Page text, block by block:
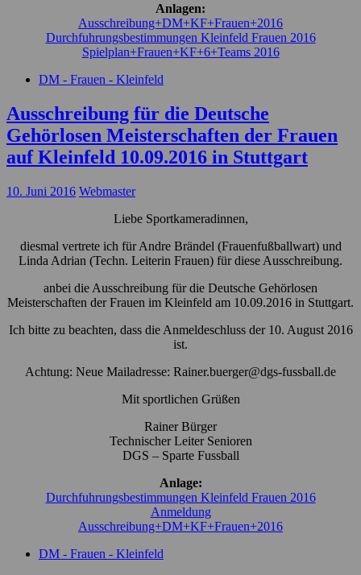
Anlagen:
Ausschreibung+DM+KF+Frauen+2016
Durchfuhrungsbestimmungen Kleinfeld Frauen 2016
Spielplan+Frauen+KF+6+Teams 2016
DM - Frauen - Kleinfeld
Ausschreibung für die Deutsche
Gehörlosen Meisterschaften der Frauen
auf Kleinfeld 10.09.2016 in Stuttgart
10. Juni 2016 Webmaster
Liebe Sportkameradinnen,
diesmal vertrete ich für Andre Brändel (Frauenfußballwart) und
Linda Adrian (Techn. Leiterin Frauen) für diese Ausschreibung.
anbei die Ausschreibung für die Deutsche Gehörlosen
Meisterschaften der Frauen im Kleinfeld am 10.09.2016 in Stuttgart.
Ich bitte zu beachten, dass die Anmeldeschluss der 10. August 2016
ist.
Achtung: Neue Mailadresse: Rainer.buerger@dgs-fussball.de
Mit sportlichen Grüßen
Rainer Bürger
Technischer Leiter Senioren
DGS – Sparte Fussball
Anlage:
Durchfuhrungsbestimmungen Kleinfeld Frauen 2016
Anmeldung
Ausschreibung+DM+KF+Frauen+2016
DM - Frauen - Kleinfeld